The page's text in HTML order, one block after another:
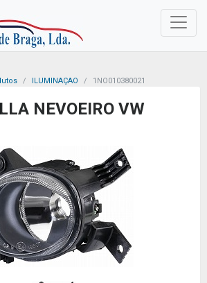
ILUMINAÇAO 1NO010380021
NEVOEIRO VW